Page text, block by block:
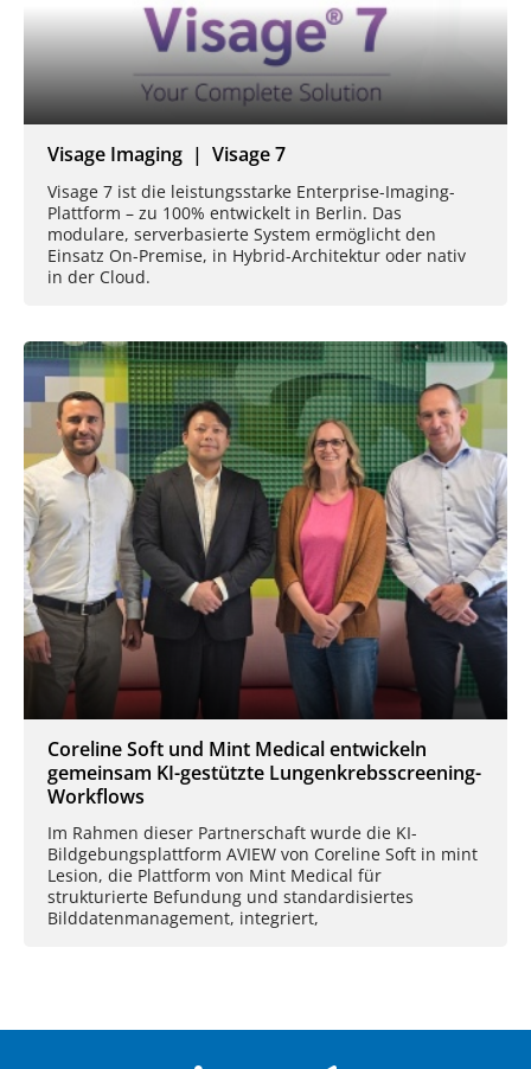
Visage Imaging | Visage 7
Visage 7 ist die leistungsstarke Enterprise-Imaging-
Plattform – zu 100% entwickelt in Berlin. Das
modulare, serverbasierte System ermöglicht den
Einsatz On-Premise, in Hybrid-Architektur oder nativ
in der Cloud.
Coreline Soft und Mint Medical entwickeln
gemeinsam KI-gestützte Lungenkrebsscreening-
Workflows
Im Rahmen dieser Partnerschaft wurde die KI-
Bildgebungsplattform AVIEW von Coreline Soft in mint
Lesion, die Plattform von Mint Medical für
strukturierte Befundung und standardisiertes
Bilddatenmanagement, integriert,